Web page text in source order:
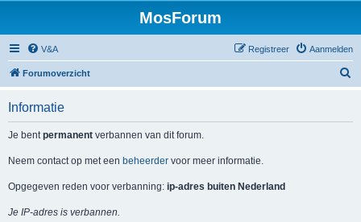
MosForum
V&A Aanmelden
Registreer
Forumoverzicht
Informatie
Je bentpermanent verbannen van dit forum.
Neem contact op met een beheerder voor meer informatie.
Opgegeven reden voor verbanning: ip-adres buiten Nederland
Je IP-adres is verbannen.